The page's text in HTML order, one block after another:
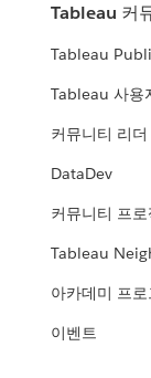
Tableau 커
Tableau
Tableau 사용
커뮤니티 리더
DataDev
커뮤니티 프로
Tableau
아카데미 프로
이벤트